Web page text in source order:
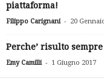
piattaforma!
Filippo Carignani - 20
Perche’ risulto
Emy Camilli - 1 Giugno 2017